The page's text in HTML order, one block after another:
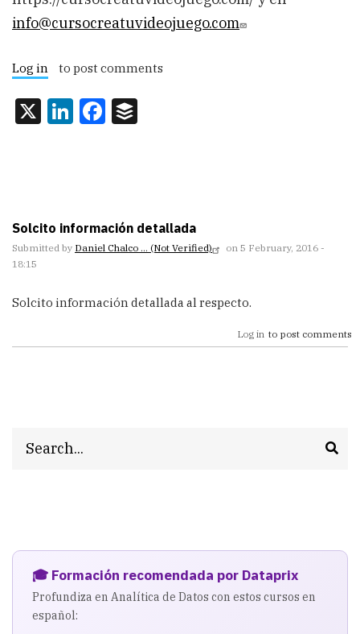
info@cursocreatuvideojuego.com
Log in to post comments
X LinkedIn
Facebook
Solcito información detallada
Submitted by Daniel Chalco … (not Verified)
on 5 February, 2016 -
18:15
Solcito información detallada al respecto.
Log in to post comments
🎓 Formación recomendada por Dataprix
Profundiza en Analítica de Datos con estos cursos en
español: